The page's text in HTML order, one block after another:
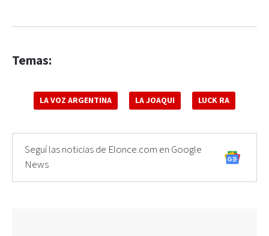
Temas:
LA VOZ ARGENTINA LA JOAQUI LUCK RA
Seguí las noticias de Elonce.com en Google
News